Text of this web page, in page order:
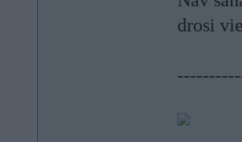
drosi